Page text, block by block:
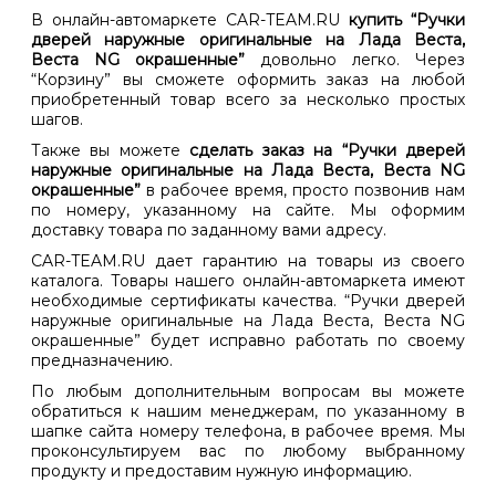
В онлайн-автомаркете CAR-TEAM.RU купить “Ручки
дверей наружные оригинальные на Лада Веста,
Веста NG окрашенные” довольно легко. Через
“Корзину” вы сможете оформить заказ на любой
приобретенный товар всего за несколько простых
шагов.
Также вы можете сделать заказ на “Ручки дверей
наружные оригинальные на Лада Веста, Веста NG
окрашенные” в рабочее время, просто позвонив нам
по номеру, указанному на сайте. Мы оформим
доставку товара по заданному вами адресу.
CAR-TEAM.RU дает гарантию на товары из своего
каталога. Товары нашего онлайн-автомаркета имеют
необходимые сертификаты качества. “Ручки дверей
наружные оригинальные на Лада Веста, Веста NG
окрашенные” будет исправно работать по своему
предназначению.
По любым дополнительным вопросам вы можете
обратиться к нашим менеджерам, по указанному в
шапке сайта номеру телефона, в рабочее время. Мы
проконсультируем вас по любому выбранному
продукту и предоставим нужную информацию.